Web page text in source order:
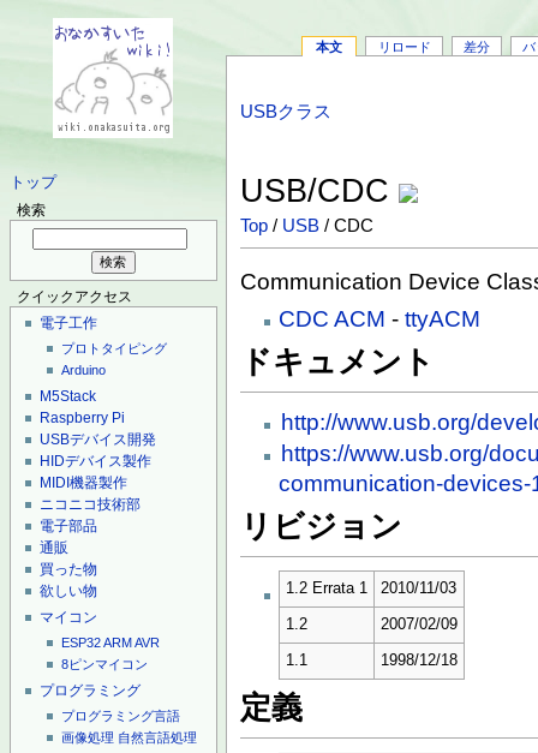
トップ
検索
クイックアクセス
電子工作
プロトタイピング
Arduino
M5Stack
Raspberry Pi
USBデバイス開発
HIDデバイス製作
MIDI機器製作
ニコニコ技術部
電子部品
通販
買った物
欲しい物
マイコン
ESP32ARMAVR
8ピンマイコン
プログラミング
プログラミング言語
画像処理 自然言語処理
本文 リロード 差分 バ
USBクラス
USB/CDC
Top / USB / CDC
Communication Device
CDC ACM -ttyACM
ドキュメント
http://www.usb.org/
https://www.usb.org/
communication-devices-
リビジョン
1.2 Errata 1 2010/11/03
1.2 2007/02/09
1.1 1998/12/18
定義